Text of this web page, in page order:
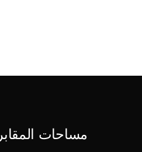
مساحات المقابر